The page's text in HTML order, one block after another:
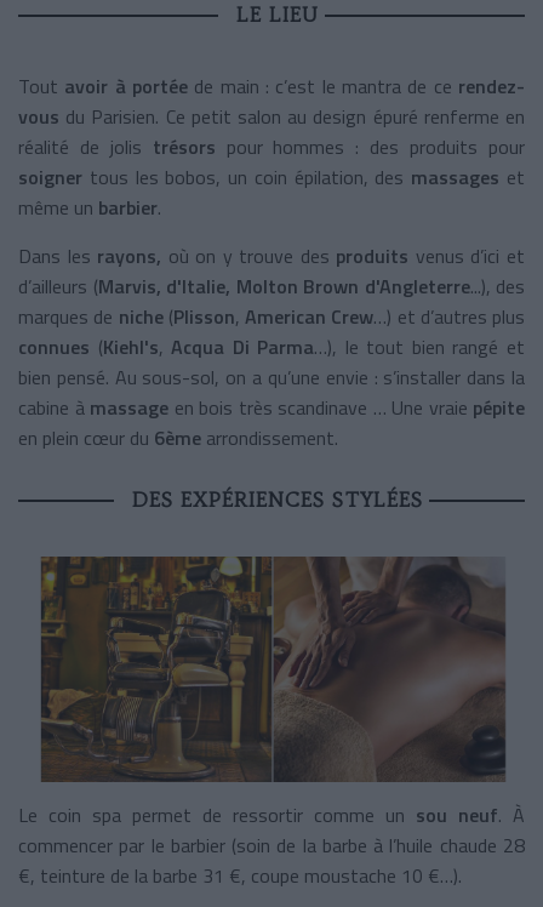
LE LIEU
Tout avoir à portée de main : c’est le mantra de ce rendez-
vous du Parisien. Ce petit salon au design épuré renferme en
réalité de jolis trésors pour hommes : des produits pour
soigner tous les bobos, un coin épilation, des massages et
même un barbier.
Dans les rayons, où on y trouve des produits venus d’ici et
d’ailleurs (Marvis, d'Italie, Molton Brown d'Angleterre...), des
marques de niche (Plisson, American Crew…) et d’autres plus
connues (Kiehl's,Acqua Di Parma…), le tout bien rangé et
bien pensé. Au sous-sol, on a qu’une envie : s’installer dans la
cabine à massage en bois très scandinave … Une vraie pépite
en plein cœur du 6ème arrondissement.
DES EXPÉRIENCES STYLÉES
Le coin spa permet de ressortir comme un sou neuf. À
commencer par le barbier (soin de la barbe à l’huile chaude 28
€, teinture de la barbe 31 €, coupe moustache 10 €…).